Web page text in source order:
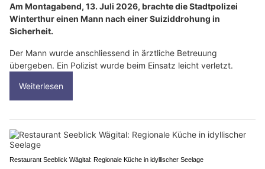
Am Montagabend, 13. Juli 2026, brachte die Stadtpolizei
Winterthur einen Mann nach einer Suiziddrohung in
Sicherheit.
Der Mann wurde anschliessend in ärztliche Betreuung
übergeben. Ein Polizist wurde beim Einsatz leicht verletzt.
Weiterlesen
Restaurant Seeblick Wägital: Regionale Küche in idyllischer Seelage